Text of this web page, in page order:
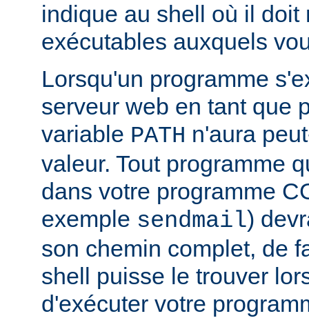
indique au shell où il doit
exécutables auxquels
Lorsqu'un programme
serveur web en tant que
variable PATH n'aura
valeur. Tout programme
dans votre programme
exemple sendmail)
son chemin complet, de
shell puisse le trouver
d'exécuter votre